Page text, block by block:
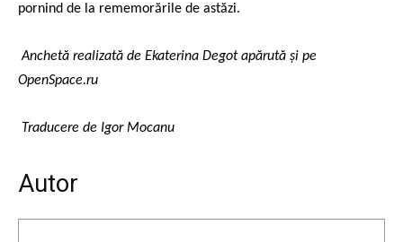
pornind de la rememorările de astăzi.
Anchetă realizată de Ekaterina Degot apărută și pe
OpenSpace.ru
Traducere de Igor Mocanu
Autor